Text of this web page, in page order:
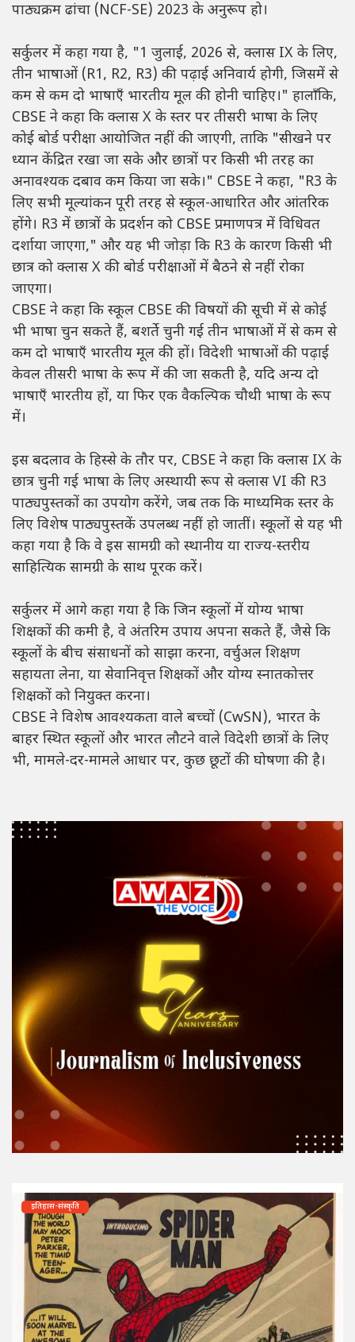
पाठ्यक्रम ढांचा (NCF-SE) 2023 के अनुरूप हो।
सर्कुलर में कहा गया है, "1 जुलाई, 2026 से, क्लास IX के लिए,
तीन भाषाओं (R1, R2, R3) की पढ़ाई अनिवार्य होगी, जिसमें से
कम से कम दो भाषाएँ भारतीय मूल की होनी चाहिए।" हालाँकि,
CBSE ने कहा कि क्लास X के स्तर पर तीसरी भाषा के लिए
कोई बोर्ड परीक्षा आयोजित नहीं की जाएगी, ताकि "सीखने पर
ध्यान केंद्रित रखा जा सके और छात्रों पर किसी भी तरह का
अनावश्यक दबाव कम किया जा सके।" CBSE ने कहा, "R3 के
लिए सभी मूल्यांकन पूरी तरह से स्कूल-आधारित और आंतरिक
होंगे। R3 में छात्रों के प्रदर्शन को CBSE प्रमाणपत्र में विधिवत
दर्शाया जाएगा," और यह भी जोड़ा कि R3 के कारण किसी भी
छात्र को क्लास X की बोर्ड परीक्षाओं में बैठने से नहीं रोका
जाएगा।
CBSE ने कहा कि स्कूल CBSE की विषयों की सूची में से कोई
भी भाषा चुन सकते हैं, बशर्ते चुनी गई तीन भाषाओं में से कम से
कम दो भाषाएँ भारतीय मूल की हों। विदेशी भाषाओं की पढ़ाई
केवल तीसरी भाषा के रूप में की जा सकती है, यदि अन्य दो
भाषाएँ भारतीय हों, या फिर एक वैकल्पिक चौथी भाषा के रूप
में।
इस बदलाव के हिस्से के तौर पर, CBSE ने कहा कि क्लास IX के
छात्र चुनी गई भाषा के लिए अस्थायी रूप से क्लास VI की R3
पाठ्यपुस्तकों का उपयोग करेंगे, जब तक कि माध्यमिक स्तर के
लिए विशेष पाठ्यपुस्तकें उपलब्ध नहीं हो जातीं। स्कूलों से यह भी
कहा गया है कि वे इस सामग्री को स्थानीय या राज्य-स्तरीय
साहित्यिक सामग्री के साथ पूरक करें।
सर्कुलर में आगे कहा गया है कि जिन स्कूलों में योग्य भाषा
शिक्षकों की कमी है, वे अंतरिम उपाय अपना सकते हैं, जैसे कि
स्कूलों के बीच संसाधनों को साझा करना, वर्चुअल शिक्षण
सहायता लेना, या सेवानिवृत्त शिक्षकों और योग्य स्नातकोत्तर
शिक्षकों को नियुक्त करना।
CBSE ने विशेष आवश्यकता वाले बच्चों (CwSN), भारत के
बाहर स्थित स्कूलों और भारत लौटने वाले विदेशी छात्रों के लिए
भी, मामले-दर-मामले आधार पर, कुछ छूटों की घोषणा की है।
इतिहास-संस्कृति